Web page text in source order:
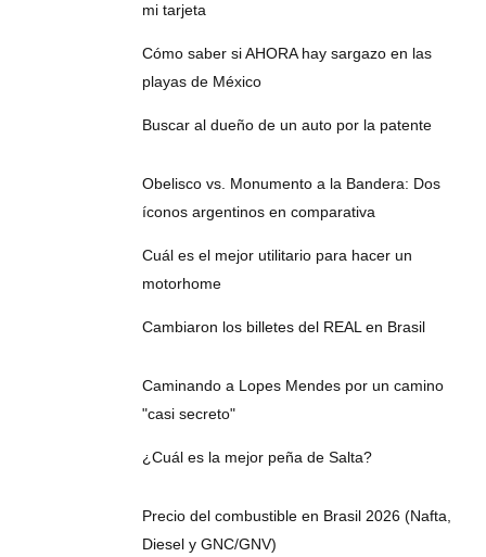
mi tarjeta
Cómo saber si AHORA hay sargazo en las
playas de México
Buscar al dueño de un auto por la patente
Obelisco vs. Monumento a la Bandera: Dos
íconos argentinos en comparativa
Cuál es el mejor utilitario para hacer un
motorhome
Cambiaron los billetes del REAL en Brasil
Caminando a Lopes Mendes por un camino
"casi secreto"
¿Cuál es la mejor peña de Salta?
Precio del combustible en Brasil 2026 (Nafta,
Diesel y GNC/GNV)